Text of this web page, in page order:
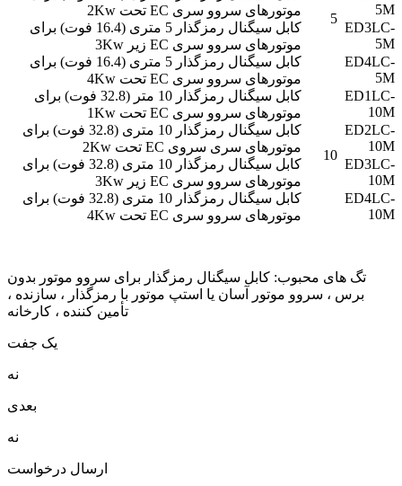
5
5M
موتورهای سروو سری EC تحت 2Kw
ED3LC-
5M
کابل سیگنال رمزگذار 5 متری (16.4 فوت) برای
موتورهای سروو سری EC زیر 3Kw
ED4LC-
5M
کابل سیگنال رمزگذار 5 متری (16.4 فوت) برای
موتورهای سروو سری EC تحت 4Kw
ED1LC-
10M
10
کابل سیگنال رمزگذار 10 متر (32.8 فوت) برای
موتورهای سروو سری EC تحت 1Kw
ED2LC-
10M
کابل سیگنال رمزگذار 10 متری (32.8 فوت) برای
موتورهای سری سروی EC تحت 2Kw
ED3LC-
10M
کابل سیگنال رمزگذار 10 متری (32.8 فوت) برای
موتورهای سروو سری EC زیر 3Kw
ED4LC-
10M
کابل سیگنال رمزگذار 10 متری (32.8 فوت) برای
موتورهای سروو سری EC تحت 4Kw
تگ های محبوب: کابل سیگنال رمزگذار برای سروو موتور بدون
برس ، سروو موتور آسان یا استپ موتور با رمزگذار ، سازنده ،
تأمین کننده ، کارخانه
یک جفت
نه
بعدی
نه
ارسال درخواست